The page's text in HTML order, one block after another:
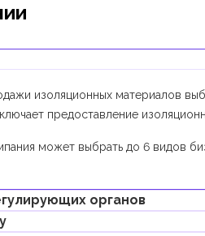
изоляционных материалов
предоставление
может выбрать до 6 видов
органов